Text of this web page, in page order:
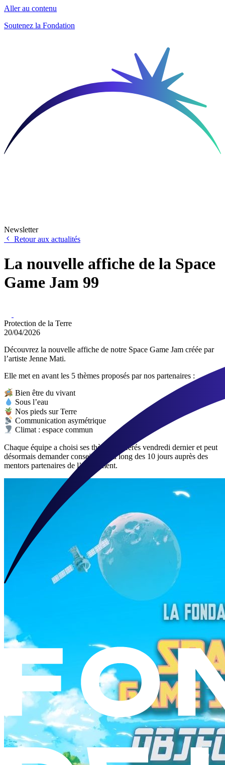
Aller au contenu
Soutenez la Fondation
Newsletter
Retour aux actualités
La nouvelle affiche de la Space
Game Jam 99
Protection de la Terre
20/04/2026
Découvrez la nouvelle affiche de notre Space Game Jam créée par
l’artiste Jenne Mati.
Elle met en avant les 5 thèmes proposés par nos partenaires :
Bien être du vivant
Sous l’eau
Nos pieds sur Terre
Communication asymétrique
Climat : espace commun
Chaque équipe a choisi ses thèmes préférés vendredi dernier et peut
désormais demander conseil tout au long des 10 jours auprès des
mentors partenaires de l’événement.